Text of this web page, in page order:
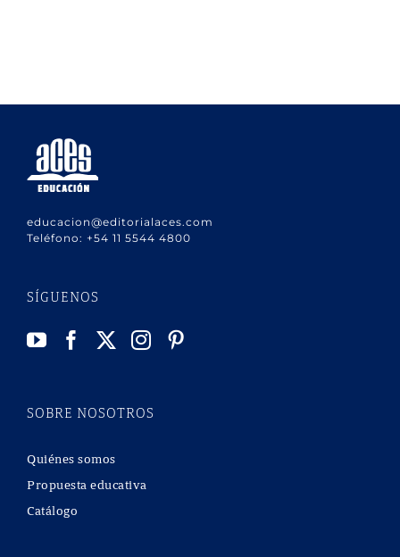
educacion@editorialaces.com
Teléfono: +54 11 5544 4800
SÍGUENOS
SOBRE NOSOTROS
Quiénes somos
Propuesta educativa
Catálogo